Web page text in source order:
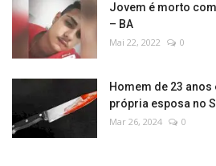
Jovem é morto
– BA
Mai 22, 2022 0
Homem de 23
própria esposa no
Mar 26, 2024 0